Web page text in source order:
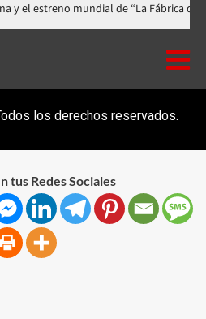
a casa llena y el estreno mundial de
los derechos reservados.
tus Redes Sociales